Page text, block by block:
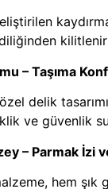
kilitlenir
– Taşıma
özel delik
ve güvenlik
– Parmak İzi
hem şık